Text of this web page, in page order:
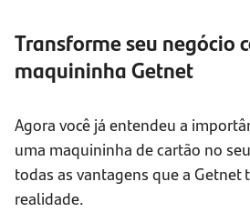
Transforme seu negócio
maquininha Getnet
Agora você já entendeu a
uma maquininha de cartão no
todas as vantagens que a Getnet
realidade.